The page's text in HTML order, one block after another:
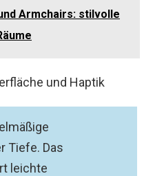
Armchairs: stilvolle
und Haptik
Tiefe. Das
leichte